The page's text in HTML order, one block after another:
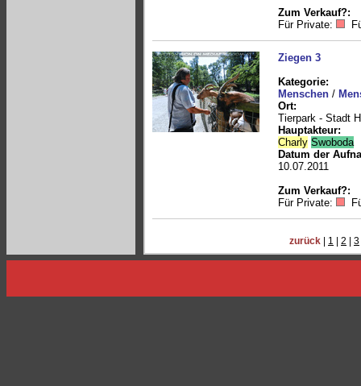
Zum Verkauf?:
Für Private:
Ziegen 3
Kategorie:
Menschen /
Ort:
Tierpark - Stadt
Hauptakteur:
Charly Swoboda
Datum der
10.07.2011
Zum Verkauf?:
Für Private:
zurück 1 2 3